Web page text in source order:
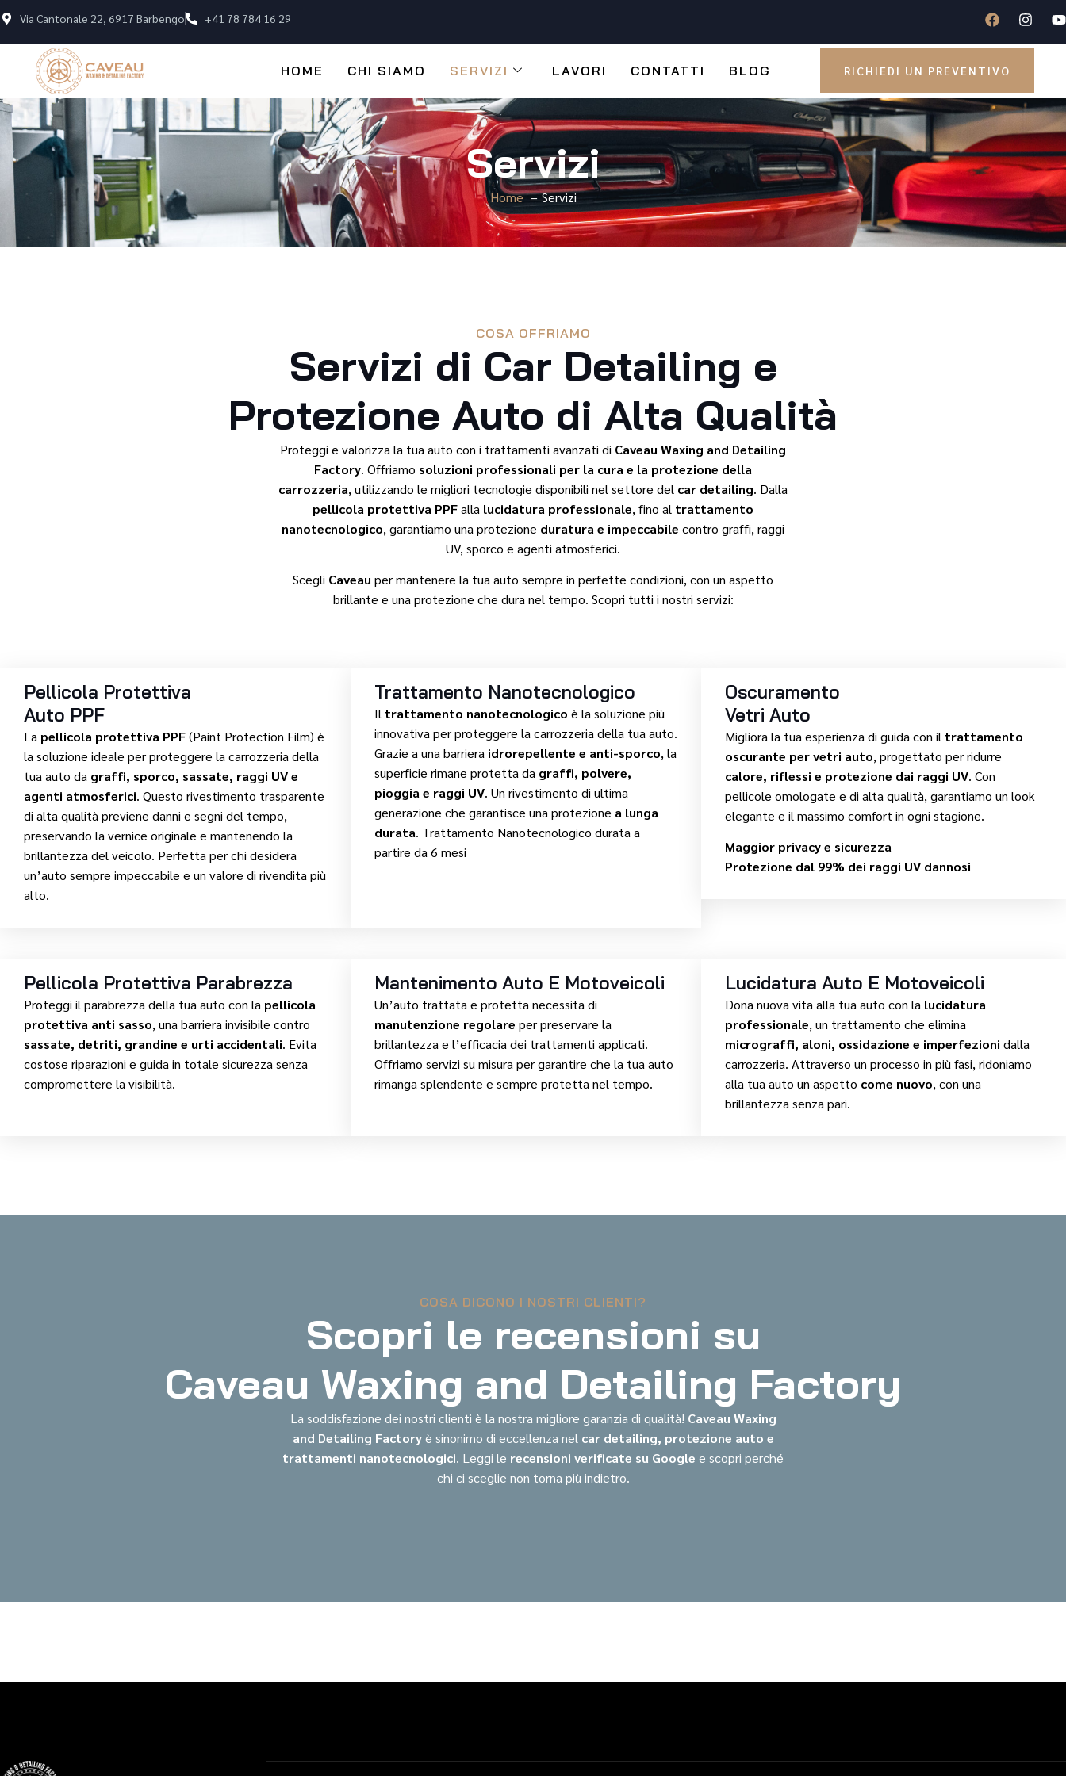
Via Cantonale 22, 6917 Barbengo +41 78 784 16 29
HOME CHI SIAMO SERVIZI LAVORI CONTATTI BLOG RICHIEDI UN PREVENTIVO
Servizi
Home Servizi
COSA OFFRIAMO
Servizi di Car Detailing e
Protezione Auto di Alta Qualità
Proteggi e valorizza la tua auto con i trattamenti avanzati di Caveau Waxing and Detailing
Factory. Offriamo soluzioni professionali per la cura e la protezione della
carrozzeria, utilizzando le migliori tecnologie disponibili nel settore del car detailing. Dalla
pellicola protettiva PPFalla lucidatura professionale, fino al trattamento
nanotecnologico, garantiamo una protezione duratura e impeccabile contro graffi, raggi
UV, sporco e agenti atmosferici.
Scegli Caveauper mantenere la tua auto sempre in perfette condizioni, con un aspetto
brillante e una protezione che dura nel tempo. Scopri tutti i nostri servizi:
Pellicola Protettiva
Auto PPF
La pellicola protettiva PPF(Paint Protection Film) è
la soluzione ideale per proteggere la carrozzeria della
tua auto da graffi, sporco, sassate, raggi UV e
agenti atmosferici. Questo rivestimento trasparente
di alta qualità previene danni e segni del tempo,
preservando la vernice originale e mantenendo la
brillantezza del veicolo. Perfetta per chi desidera
un’auto sempre impeccabile e un valore di rivendita più
alto.
Trattamento Nanotecnologico
Il trattamento nanotecnologico è la soluzione più
innovativa per proteggere la carrozzeria della tua auto.
Grazie a una barriera idrorepellente e anti-sporco, la
superficie rimane protetta da graffi, polvere,
pioggia e raggi UV. Un rivestimento di ultima
generazione che garantisce una protezione a lunga
durata. Trattamento Nanotecnologico durata a
partire da 6 mesi
Oscuramento
Vetri Auto
Migliora la tua esperienza di guida con il trattamento
oscurante per vetri auto, progettato per ridurre
calore, riflessi e protezione dai raggi UV. Con
pellicole omologate e di alta qualità, garantiamo un look
elegante e il massimo comfort in ogni stagione.
Maggior privacy e sicurezza
Protezione dal 99% dei raggi UV dannosi
Pellicola Protettiva Parabrezza
Proteggi il parabrezza della tua auto con la pellicola
protettiva anti sasso, una barriera invisibile contro
sassate, detriti, grandine e urti accidentali. Evita
costose riparazioni e guida in totale sicurezza senza
compromettere la visibilità.
Mantenimento Auto E Motoveicoli
Un’auto trattata e protetta necessita di
manutenzione regolare per preservare la
brillantezza e l’efficacia dei trattamenti applicati.
Offriamo servizi su misura per garantire che la tua auto
rimanga splendente e sempre protetta nel tempo.
Lucidatura Auto E Motoveicoli
Dona nuova vita alla tua auto con la lucidatura
professionale, un trattamento che elimina
micrograffi, aloni, ossidazione e imperfezioni dalla
carrozzeria. Attraverso un processo in più fasi, ridoniamo
alla tua auto un aspetto come nuovo, con una
brillantezza senza pari.
COSA DICONO I NOSTRI CLIENTI?
Scopri le recensioni su
Caveau Waxing and Detailing Factory
La soddisfazione dei nostri clienti è la nostra migliore garanzia di qualità! Caveau Waxing
and Detailing Factoryè sinonimo di eccellenza nel car detailing, protezione auto e
trattamenti nanotecnologici. Leggi le recensioni verificate su Google e scopri perché
chi ci sceglie non torna più indietro.